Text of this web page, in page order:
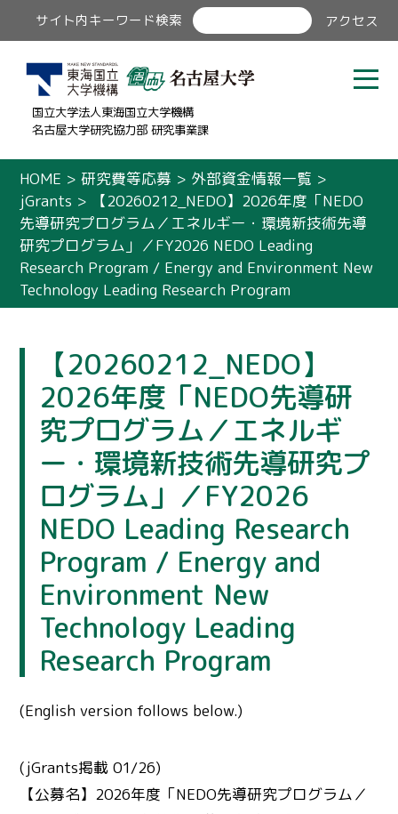
サイト内キーワード検索 アクセス
国立大学法人東海国立大学機構
名古屋大学研究協力部 研究事業課
HOME >研究費等応募 > 外部資金情報一覧 >
jGrants >
【20260212_NEDO】2026年度「NEDO
先導研究プログラム／エネルギー・環境新技術先導
研究プログラム」／FY2026 NEDO Leading
Research Program / Energy and Environment New
Technology Leading Research Program
【20260212_NEDO】
2026年度「NEDO先導研
究プログラム／エネルギ
ー・環境新技術先導研究プ
ログラム」／FY2026
NEDO Leading Research
Program / Energy and
Environment New
Technology Leading
Research Program
(English version follows below.)
(jGrants掲載 01/26)
【公募名】2026年度「NEDO先導研究プログラム／